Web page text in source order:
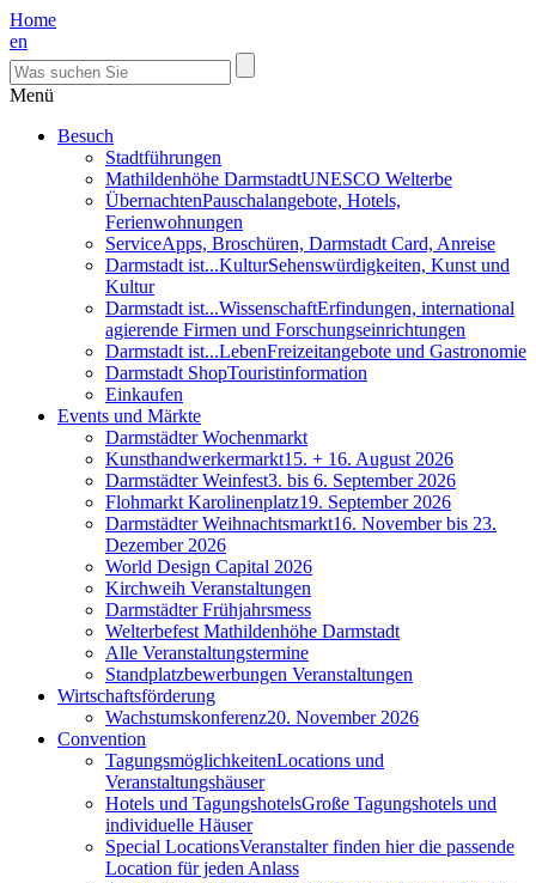
Home
en
Menü
Besuch
Stadtführungen
Mathildenhöhe DarmstadtUNESCO Welterbe
ÜbernachtenPauschalangebote, Hotels,
Ferienwohnungen
ServiceApps, Broschüren, Darmstadt Card, Anreise
Darmstadt ist...KulturSehenswürdigkeiten, Kunst und
Kultur
Darmstadt ist...WissenschaftErfindungen, international
agierende Firmen und Forschungseinrichtungen
Darmstadt ist...LebenFreizeitangebote und Gastronomie
Darmstadt ShopTouristinformation
Einkaufen
Events und Märkte
Darmstädter Wochenmarkt
Kunsthandwerkermarkt15. + 16. August 2026
Darmstädter Weinfest3. bis 6. September 2026
Flohmarkt Karolinenplatz19. September 2026
Darmstädter Weihnachtsmarkt16. November bis 23.
Dezember 2026
World Design Capital 2026
Kirchweih Veranstaltungen
Darmstädter Frühjahrsmess
Welterbefest Mathildenhöhe Darmstadt
Alle Veranstaltungstermine
Standplatzbewerbungen Veranstaltungen
Wirtschaftsförderung
Wachstumskonferenz20. November 2026
Convention
TagungsmöglichkeitenLocations und
Veranstaltungshäuser
Hotels und TagungshotelsGroße Tagungshotels und
individuelle Häuser
Special LocationsVeranstalter finden hier die passende
Location für jeden Anlass